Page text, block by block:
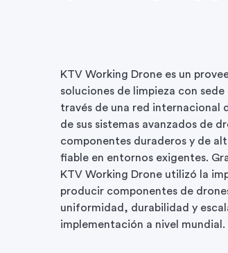
KTV Working Drone es un
soluciones de limpieza con
través de una red internacional
de sus sistemas avanzados de
componentes duraderos y de
fiable en entornos exigentes.
KTV Working Drone utilizó la
producir componentes de
uniformidad, durabilidad y
implementación a nivel mundial.